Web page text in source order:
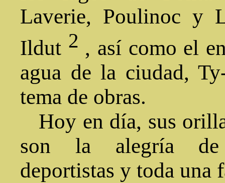
Laverie, Poulinoc y
Ildut 2 , así como el
agua de la ciudad,
tema de obras.
Hoy en día, sus
son la alegría de
deportistas y toda una